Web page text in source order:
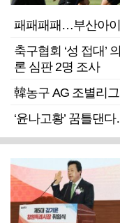
패패패패…부산아
축구협회 ‘성 접대’
론 심판 2명 조사
韓농구 AG 조별리
‘윤나고황’ 꿈틀댄